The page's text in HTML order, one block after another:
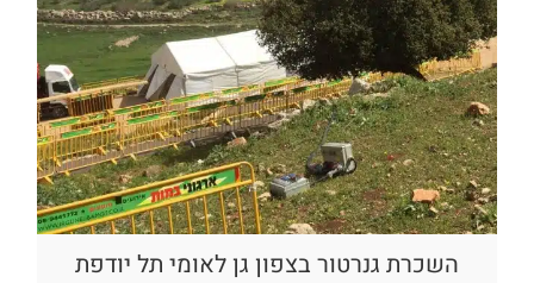
השכרת גנרטור בצפון גן לאומי תל יודפת